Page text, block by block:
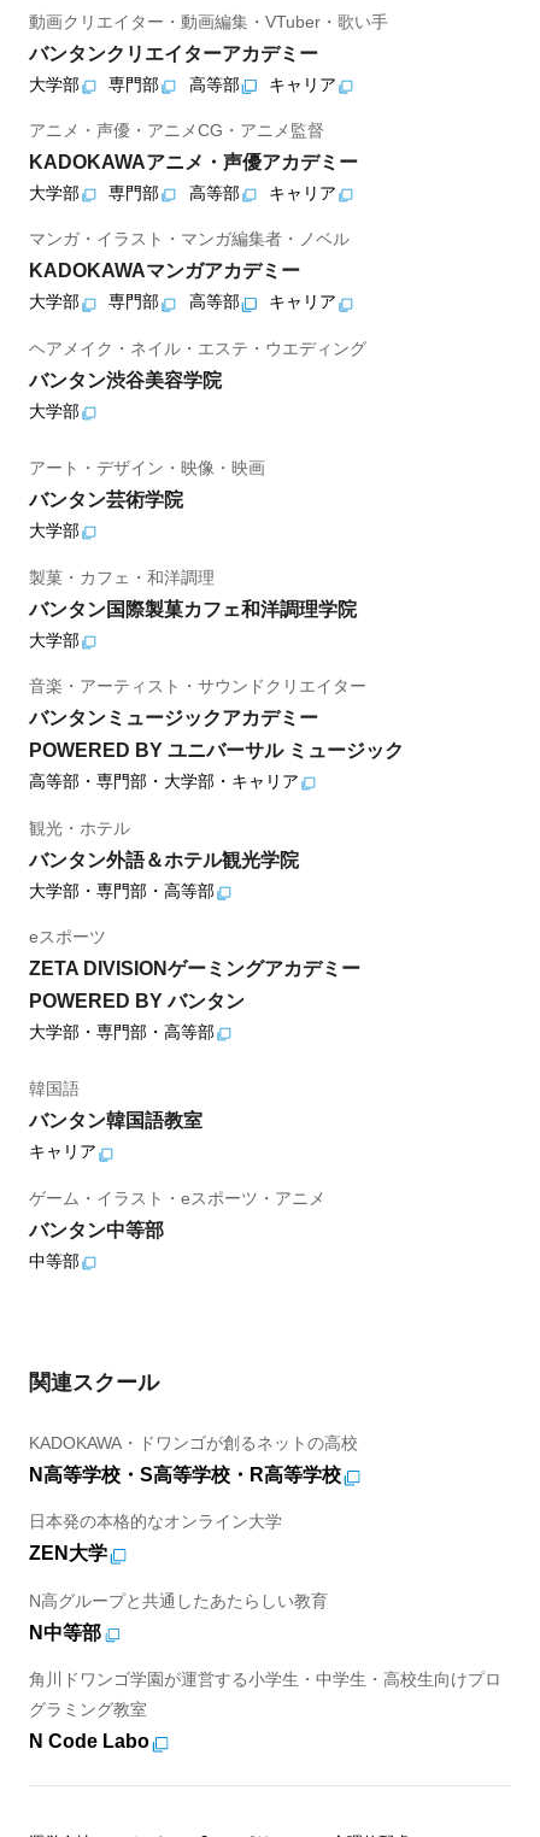
動画クリエイター・動画編集・VTuber・歌い手
バンタンクリエイターアカデミー
大学部 専門部 高等部 キャリア
アニメ・声優・アニメCG・アニメ監督
KADOKAWAアニメ・声優アカデミー
大学部 専門部 高等部 キャリア
マンガ・イラスト・マンガ編集者・ノベル
KADOKAWAマンガアカデミー
大学部 専門部 高等部 キャリア
ヘアメイク・ネイル・エステ・ウエディング
バンタン渋谷美容学院
大学部
アート・デザイン・映像・映画
バンタン芸術学院
大学部
製菓・カフェ・和洋調理
バンタン国際製菓カフェ和洋調理学院
大学部
音楽・アーティスト・サウンドクリエイター
バンタンミュージックアカデミー
POWERED BY ユニバーサル ミュージック
高等部・専門部・大学部・キャリア
観光・ホテル
バンタン外語＆ホテル観光学院
大学部・専門部・高等部
eスポーツ
ZETA DIVISIONゲーミングアカデミー
POWERED BY バンタン
大学部・専門部・高等部
韓国語
バンタン韓国語教室
キャリア
ゲーム・イラスト・eスポーツ・アニメ
バンタン中等部
中等部
関連スクール
KADOKAWA・ドワンゴが創るネットの高校
N高等学校・S高等学校・R高等学校
日本発の本格的なオンライン大学
ZEN大学
N高グループと共通したあたらしい教育
N中等部
角川ドワンゴ学園が運営する小学生・中学生・高校生向けプロ
グラミング教室
N Code Labo